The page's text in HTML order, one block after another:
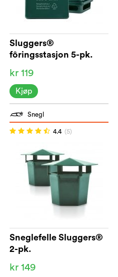
Sluggers®
fôringsstasjon 5-pk.
kr 119
Kjøp
Snegl
4.4 (5)
Sneglefelle Sluggers®
2-pk.
kr 149